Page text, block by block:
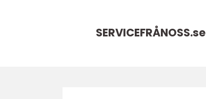
SERVICEFRÅNOSS.se